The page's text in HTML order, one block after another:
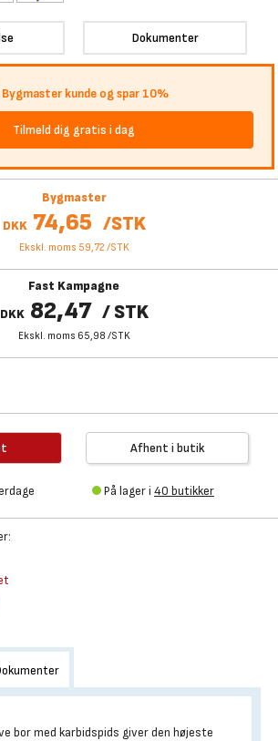
Dokumenter
Bygmaster kunde og spar 10%
Tilmeld dig gratis i dag
Bygmaster
DKK 74,65 /STK
Ekskl. moms 59,72 /STK
Fast Kampagne
DKK 82,47 / STK
Ekskl. moms 65,98 /STK
Afhent i butik
På lager i 40 butikker
bor med karbidspids giver den højeste